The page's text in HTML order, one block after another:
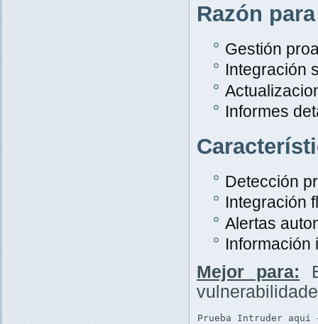
Razón
Gestión
Integración
Informes
Detección
Integración
Alertas
Información
Mejor para:
Prueba Intruder